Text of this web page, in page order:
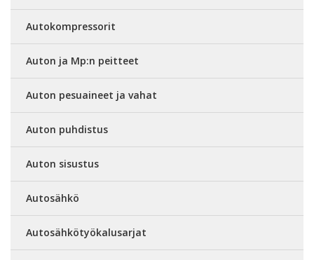
Autokompressorit
Auton ja Mp:n peitteet
Auton pesuaineet ja vahat
Auton puhdistus
Auton sisustus
Autosähkö
Autosähkötyökalusarjat